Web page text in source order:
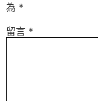
為 *
留言 *